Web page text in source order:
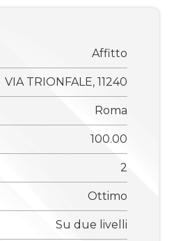
Affitto
VIA TRIONFALE, 11240
Roma
100.00
2
Ottimo
Su due livelli